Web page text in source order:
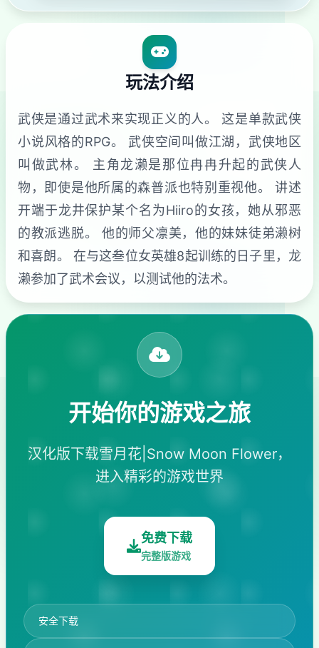
玩法介绍
武侠是通过武术来实现正义的人。 这是单款武侠
小说风格的RPG。 武侠空间叫做江湖，武侠地区
叫做武林。 主角龙濑是那位冉冉升起的武侠人
物，即使是他所属的森普派也特别重视他。 讲述
开端于龙井保护某个名为Hiiro的女孩，她从邪恶
的教派逃脱。 他的师父凛美，他的妹妹徒弟濑树
和喜朗。 在与这叁位女英雄8起训练的日子里，龙
濑参加了武术会议，以测试他的法术。
开始你的游戏之旅
汉化版下载雪月花|Snow Moon Flower，
进入精彩的游戏世界
免费下载
完整版游戏
安全下载